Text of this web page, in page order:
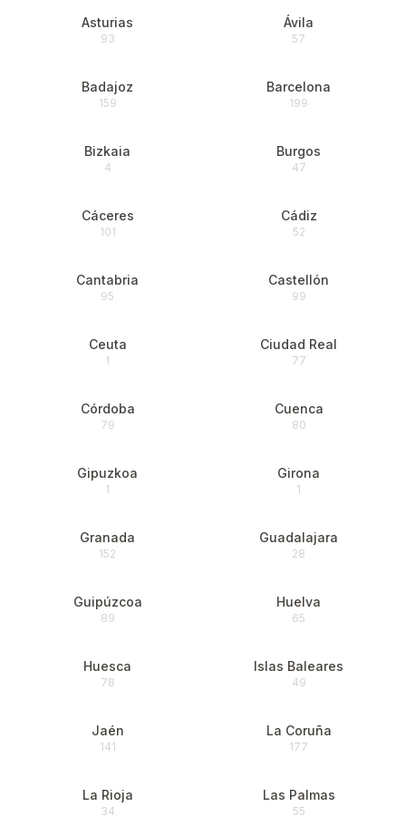
Asturias
93
Ávila
57
Badajoz
159
Barcelona
199
Bizkaia
4
Burgos
47
Cáceres
101
Cádiz
52
Cantabria
95
Castellón
99
Ceuta
1
Ciudad Real
77
Córdoba
79
Cuenca
80
Gipuzkoa
1
Girona
1
Granada
152
Guadalajara
28
Guipúzcoa
89
Huelva
65
Huesca
78
Islas Baleares
49
Jaén
141
La Coruña
177
La Rioja
34
Las Palmas
55